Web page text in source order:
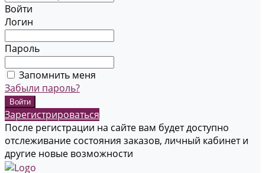
Войти
Логин
Пароль
Запомнить меня
Забыли пароль?
Зарегистрироваться
После регистрации на сайте вам будет доступно
отслеживание состояния заказов, личный кабинет и
другие новые возможности